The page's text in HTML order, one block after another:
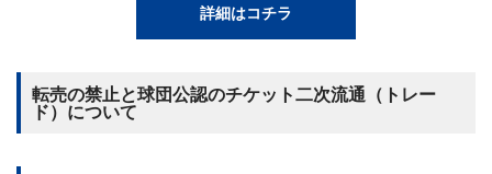
詳細はコチラ
転売の禁止と球団公認のチケット二次流通（トレー
ド）について